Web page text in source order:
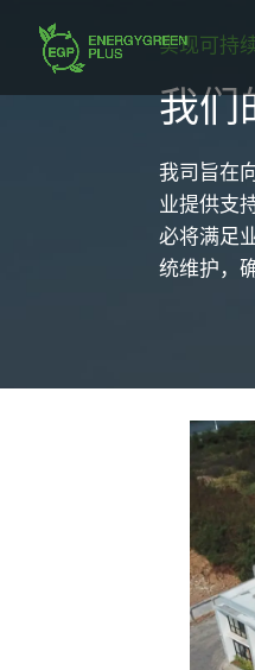
实现可
我们
我司旨在
业提供
必将满
统维护